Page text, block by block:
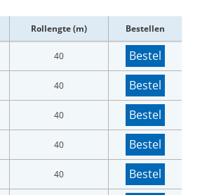
Rollengte (m) Bestellen
40 Bestel
40 Bestel
40 Bestel
40 Bestel
40 Bestel